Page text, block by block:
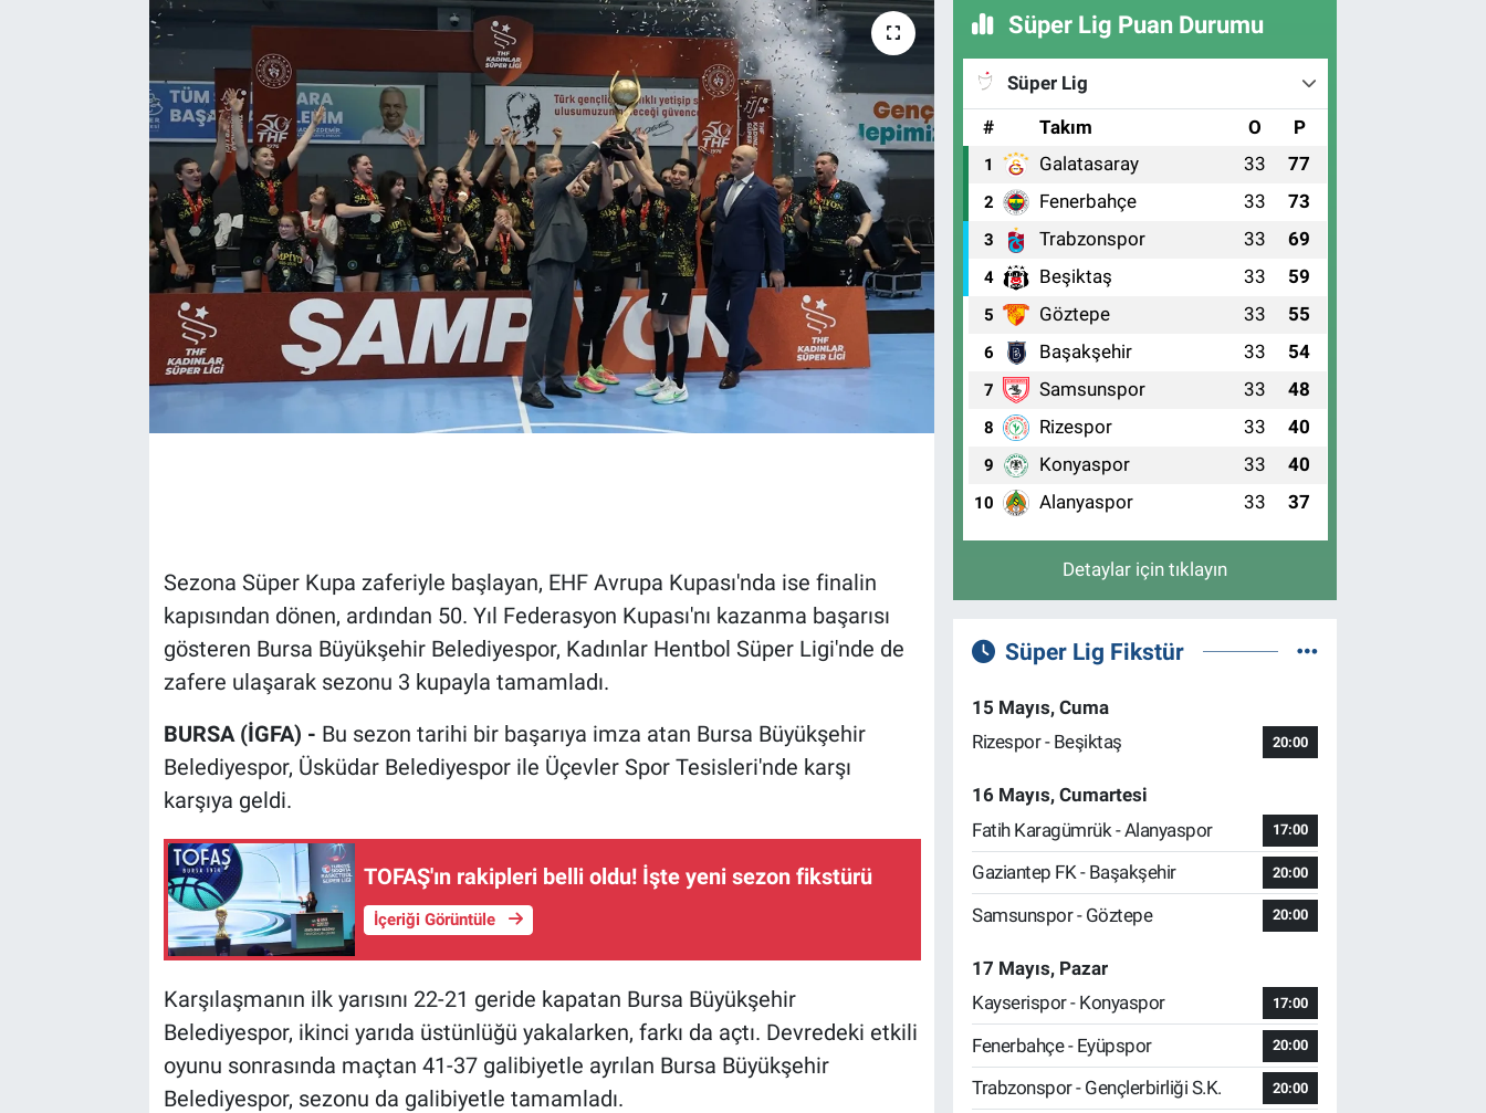
Sezona Süper Kupa zaferiyle başlayan, EHF Avrupa Kupası'nda ise finalin
kapısından dönen, ardından 50. Yıl Federasyon Kupası'nı kazanma başarısı
gösteren Bursa Büyükşehir Belediyespor, Kadınlar Hentbol Süper Ligi'nde de
zafere ulaşarak sezonu 3 kupayla tamamladı.
BURSA (İGFA) - Bu sezon tarihi bir başarıya imza atan Bursa Büyükşehir
Belediyespor, Üsküdar Belediyespor ile Üçevler Spor Tesisleri'nde karşı
karşıya geldi.
TOFAŞ'ın rakipleri belli oldu! İşte yeni sezon fikstürü
İçeriği Görüntüle
Karşılaşmanın ilk yarısını 22-21 geride kapatan Bursa Büyükşehir
Belediyespor, ikinci yarıda üstünlüğü yakalarken, farkı da açtı. Devredeki etkili
oyunu sonrasında maçtan 41-37 galibiyetle ayrılan Bursa Büyükşehir
Belediyespor, sezonu da galibiyetle tamamladı.
Süper Lig Puan Durumu
Süper Lig
#
Takım O P
1 Galatasaray 33 77
2 Fenerbahçe 33 73
3 Trabzonspor 33 69
4 Beşiktaş 33 59
5 Göztepe 33 55
6 Başakşehir 33 54
7 Samsunspor 33 48
8 Rizespor 33 40
9 Konyaspor 33 40
10 Alanyaspor 33 37
Detaylar için tıklayın
Süper Lig Fikstür
15 Mayıs, Cuma
Rizespor - Beşiktaş
20:00
16 Mayıs, Cumartesi
Fatih Karagümrük - Alanyaspor
17:00
Gaziantep FK - Başakşehir 20:00
Samsunspor - Göztepe 20:00
17 Mayıs, Pazar
Kayserispor - Konyaspor
17:00
Fenerbahçe - Eyüpspor 20:00
Trabzonspor - Gençlerbirliği S.K. 20:00